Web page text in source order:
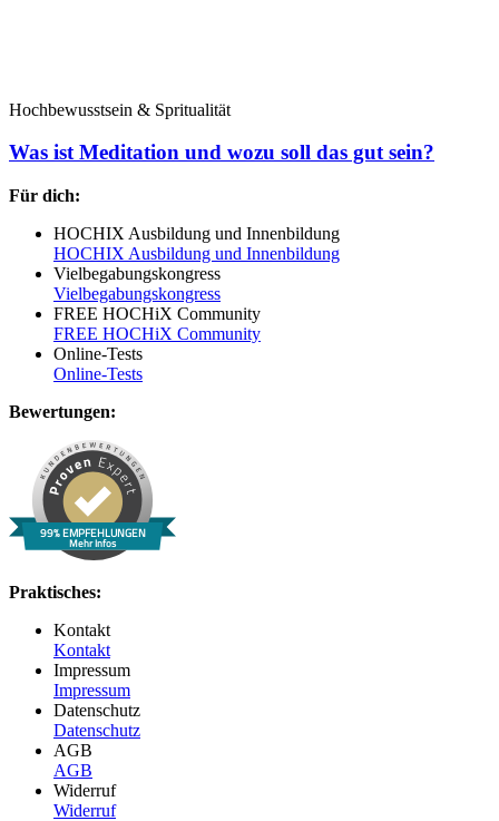
Hochbewusstsein & Spritualität
Was ist Meditation und wozu soll das gut sein?
Für dich:
HOCHIX Ausbildung und Innenbildung
HOCHIX Ausbildung und Innenbildung
Vielbegabungskongress
Vielbegabungskongress
FREE HOCHiX Community
FREE HOCHiX Community
Online-Tests
Online-Tests
Bewertungen:
99% EMPFEHLUNGEN
Mehr Infos
Praktisches:
Kontakt
Kontakt
Impressum
Impressum
Datenschutz
Datenschutz
AGB
AGB
Widerruf
Widerruf